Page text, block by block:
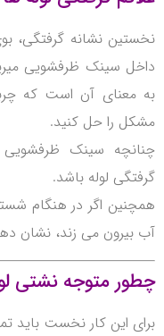
نخستین نشانه گرفتگی،
داخل سینک ظرفشویی
به معنای آن است که
مشکل را حل کنید.
چنانچه سینک ظرفشویی
گرفتگی لوله باشد.
همچنین اگر در هنگام
آب بیرون می زند، نشان
چطور متوجه نشتی
برای این کار نخست باید